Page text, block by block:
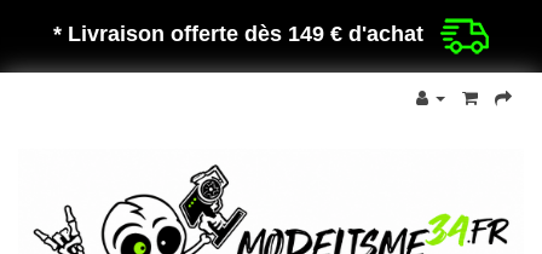
* Livraison offerte dès 149 € d'achat